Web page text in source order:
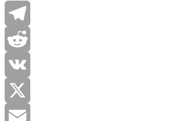
Telegram
Reddit
VK
X